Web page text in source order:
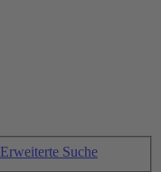
Erweiterte Suche